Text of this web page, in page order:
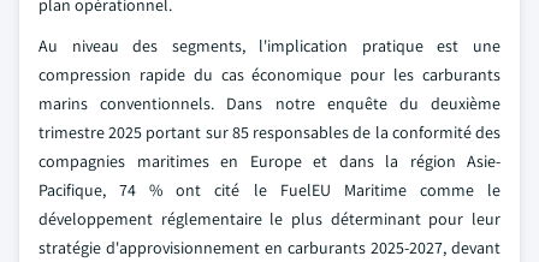
plan opérationnel.
Au niveau des segments, l'implication pratique est une
compression rapide du cas économique pour les carburants
marins conventionnels. Dans notre enquête du deuxième
trimestre 2025 portant sur 85 responsables de la conformité des
compagnies maritimes en Europe et dans la région Asie-
Pacifique, 74 % ont cité le FuelEU Maritime comme le
développement réglementaire le plus déterminant pour leur
stratégie d'approvisionnement en carburants 2025-2027, devant